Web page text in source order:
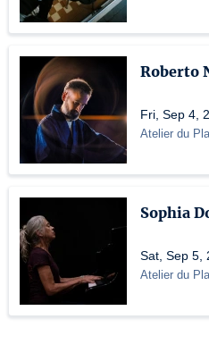
Roberto
Fri, Sep 4,
Atelier du
Sophia
Sat, Sep 5,
Atelier du